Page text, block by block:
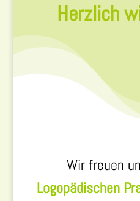
Herzlich
Wir freuen
Logopädischen